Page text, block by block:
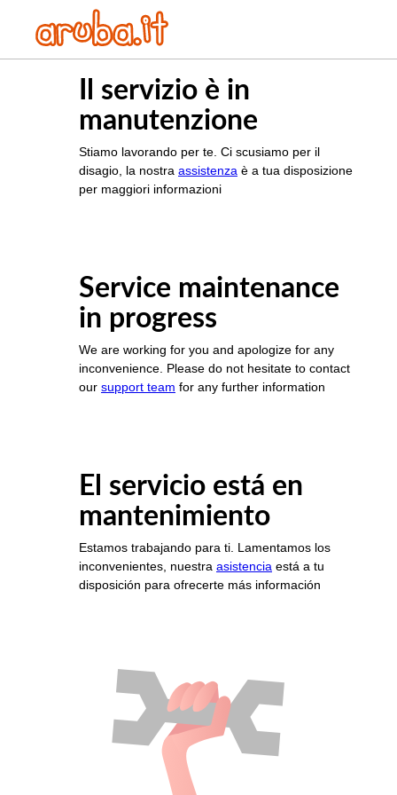
Il servizio è in
manutenzione
Stiamo lavorando per te. Ci scusiamo per il
disagio, la nostra assistenza è a tua disposizione
per maggiori informazioni
Service maintenance
in progress
We are working for you and apologize for any
inconvenience. Please do not hesitate to contact
our support team for any further information
El servicio está en
mantenimiento
Estamos trabajando para ti. Lamentamos los
inconvenientes, nuestra asistencia está a tu
disposición para ofrecerte más información